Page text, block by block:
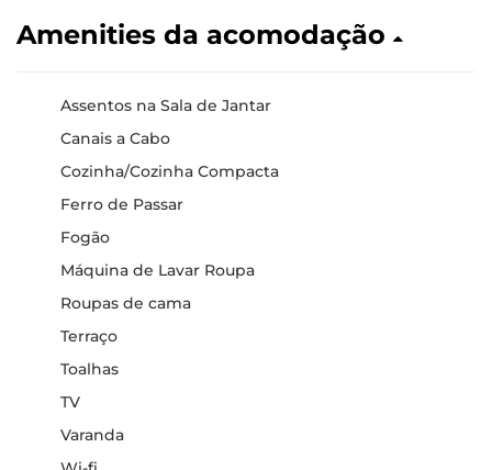
Amenities da acomodação
Assentos na Sala de Jantar
Canais a Cabo
Cozinha/Cozinha Compacta
Ferro de Passar
Fogão
Máquina de Lavar Roupa
Roupas de cama
Terraço
Toalhas
TV
Varanda